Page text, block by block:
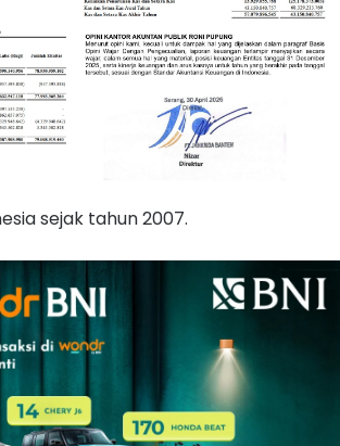
sejak tahun 2007.